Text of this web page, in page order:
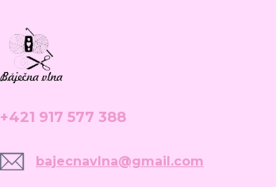
+421 917 577 388
bajecnavlna@gmail.com